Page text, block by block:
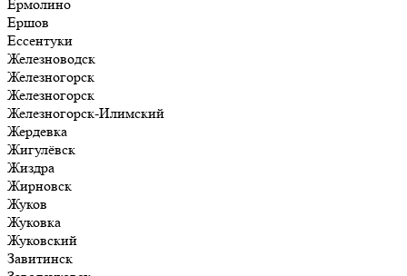
Ермолино
Ершов
Ессентуки
Железноводск
Железногорск
Железногорск
Железногорск-Илимский
Жердевка
Жигулёвск
Жиздра
Жирновск
Жуков
Жуковка
Жуковский
Завитинск